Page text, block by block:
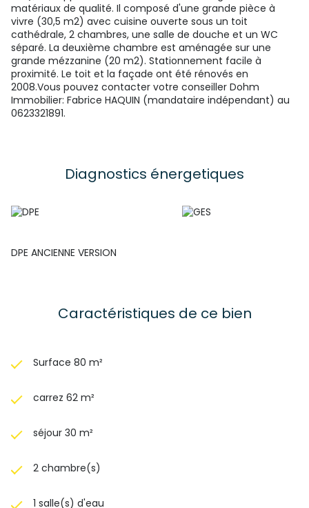
matériaux de qualité. Il composé d'une grande pièce à
vivre (30,5 m2) avec cuisine ouverte sous un toit
cathédrale, 2 chambres, une salle de douche et un WC
séparé. La deuxième chambre est aménagée sur une
grande mézzanine (20 m2). Stationnement facile à
proximité. Le toit et la façade ont été rénovés en
2008.Vous pouvez contacter votre conseiller Dohm
Immobilier: Fabrice HAQUIN (mandataire indépendant) au
0623321891.
Diagnostics énergetiques
DPE ANCIENNE VERSION
Caractéristiques de ce bien
Surface 80 m²
carrez 62 m²
séjour 30 m²
2 chambre(s)
1 salle(s) d'eau